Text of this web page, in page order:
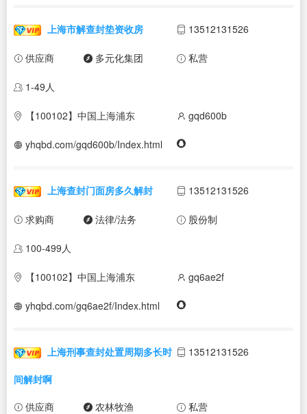
上海市解查封垫资收房 13512131526
供应商 多元化集团 私营
1-49人
【100102】中国上海浦东 gqd600b
yhqbd.com/gqd600b/Index.html
上海查封门面房多久解封 13512131526
求购商 法律/法务 股份制
100-499人
【100102】中国上海浦东 gq6ae2f
yhqbd.com/gq6ae2f/Index.html
上海刑事查封处置周期多长时
间解封啊
13512131526
供应商 农林牧渔 私营